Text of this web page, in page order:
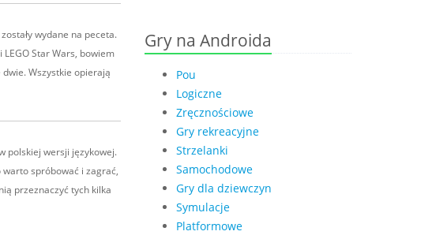
wydane na peceta.
Star Wars, bowiem
Wszystkie opierają
polskiej wersji językowej.
spróbować i zagrać,
przeznaczyć tych kilka
Gry na Androida
Pou
Logiczne
Zręcznościowe
Gry rekreacyjne
Strzelanki
Samochodowe
Gry dla dziewczyn
Symulacje
Platformowe